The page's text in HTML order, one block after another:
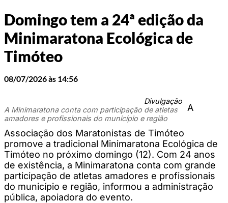
Domingo tem a 24ª edição da
Minimaratona Ecológica de
Timóteo
08/07/2026 às 14:56
Divulgação
A Minimaratona conta com participação de atletas
amadores e profissionais do município e região
A
Associação dos Maratonistas de Timóteo
promove a tradicional Minimaratona Ecológica de
Timóteo no próximo domingo (12). Com 24 anos
de existência, a Minimaratona conta com grande
participação de atletas amadores e profissionais
do município e região, informou a administração
pública, apoiadora do evento.